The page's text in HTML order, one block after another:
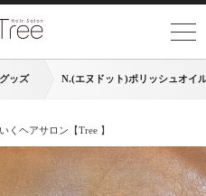
ッズ N.(エヌドット)ポリッシュオイ
くヘアサロン【Tree 】